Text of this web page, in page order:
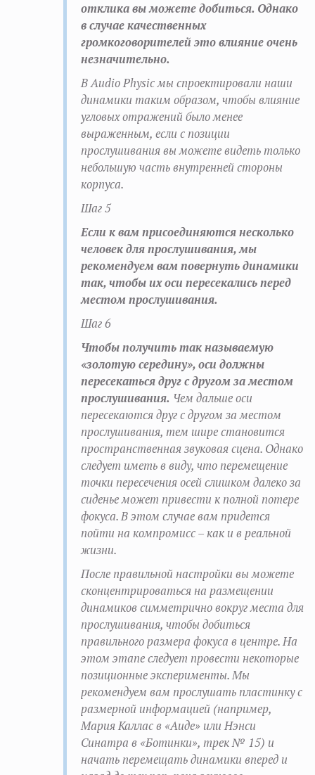
отклика вы можете добиться. Однако
в случае качественных
громкоговорителей это влияние очень
незначительно.
В Audio Physic мы спроектировали наши
динамики таким образом, чтобы влияние
угловых отражений было менее
выраженным, если с позиции
прослушивания вы можете видеть только
небольшую часть внутренней стороны
корпуса.
Шаг 5
Если к вам присоединяются несколько
человек для прослушивания, мы
рекомендуем вам повернуть динамики
так, чтобы их оси пересекались перед
местом прослушивания.
Шаг 6
Чтобы получить так называемую
«золотую середину», оси должны
пересекаться друг с другом за местом
прослушивания. Чем дальше оси
пересекаются друг с другом за местом
прослушивания, тем шире становится
пространственная звуковая сцена. Однако
следует иметь в виду, что перемещение
точки пересечения осей слишком далеко за
сиденье может привести к полной потере
фокуса. В этом случае вам придется
пойти на компромисс – как и в реальной
жизни.
После правильной настройки вы можете
сконцентрироваться на размещении
динамиков симметрично вокруг места для
прослушивания, чтобы добиться
правильного размера фокуса в центре. На
этом этапе следует провести некоторые
позиционные эксперименты. Мы
рекомендуем вам прослушать пластинку с
размерной информацией (например,
Мария Каллас в «Аиде» или Нэнси
Синатра в «Ботинки», трек № 15) и
начать перемещать динамики вперед и